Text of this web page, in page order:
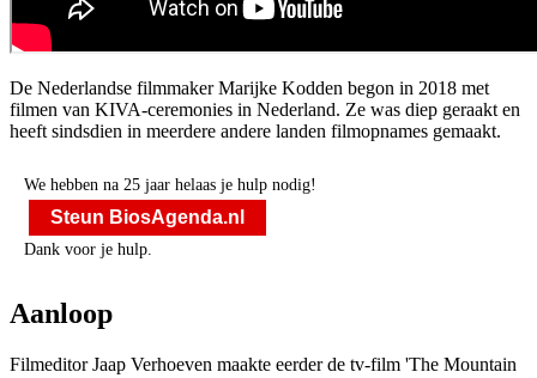
De Nederlandse filmmaker Marijke Kodden begon in 2018 met
filmen van KIVA-ceremonies in Nederland. Ze was diep geraakt en
heeft sindsdien in meerdere andere landen filmopnames gemaakt.
We hebben na 25 jaar helaas je hulp nodig!
Steun BiosAgenda.nl
Dank voor je hulp.
Aanloop
Filmeditor Jaap Verhoeven maakte eerder de tv-film 'The Mountain